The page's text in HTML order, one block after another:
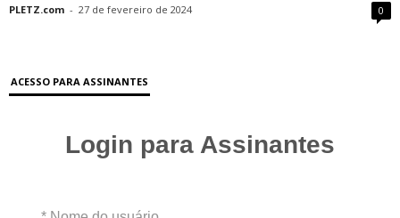
PLETZ.com - 27 de fevereiro de 2024 0
ACESSO PARA ASSINANTES
Login para Assinantes